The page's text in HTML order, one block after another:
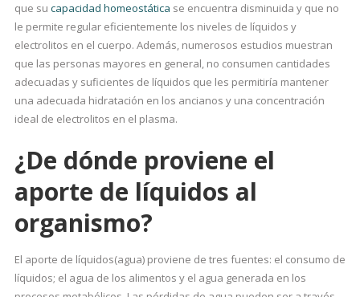
que su capacidad homeostática se encuentra disminuida y que no
le permite regular eficientemente los niveles de líquidos y
electrolitos en el cuerpo. Además, numerosos estudios muestran
que las personas mayores en general, no consumen cantidades
adecuadas y suficientes de líquidos que les permitiría mantener
una adecuada hidratación en los ancianos y una concentración
ideal de electrolitos en el plasma.
¿De dónde proviene el
aporte de líquidos al
organismo?
El aporte de líquidos(agua) proviene de tres fuentes: el consumo de
líquidos; el agua de los alimentos y el agua generada en los